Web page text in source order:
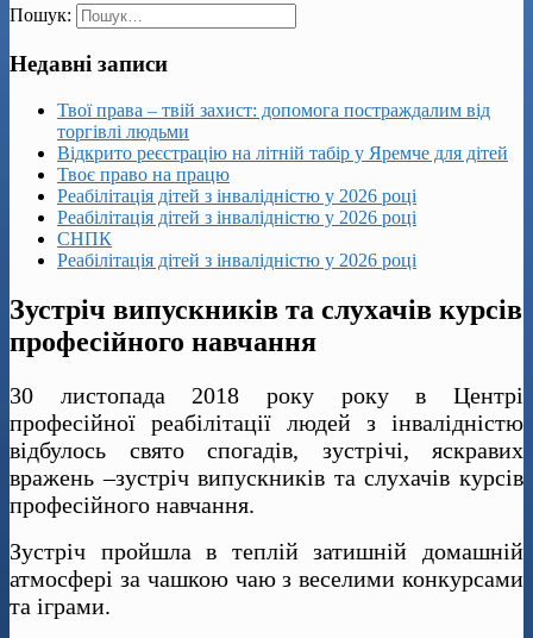
Пошук:
Недавні записи
Твої права – твій захист: допомога постраждалим від
торгівлі людьми
Відкрито реєстрацію на літній табір у Яремче для дітей
Твоє право на працю
Реабілітація дітей з інвалідністю у 2026 році
Реабілітація дітей з інвалідністю у 2026 році
СНПК
Реабілітація дітей з інвалідністю у 2026 році
Зустріч випускників та слухачів курсів
професійного навчання
30 листопада 2018 року року в Центрі
професійної реабілітації людей з інвалідністю
відбулось свято спогадів, зустрічі, яскравих
вражень –зустріч випускників та слухачів курсів
професійного навчання.
Зустріч пройшла в теплій затишній домашній
атмосфері за чашкою чаю з веселими конкурсами
та іграми.